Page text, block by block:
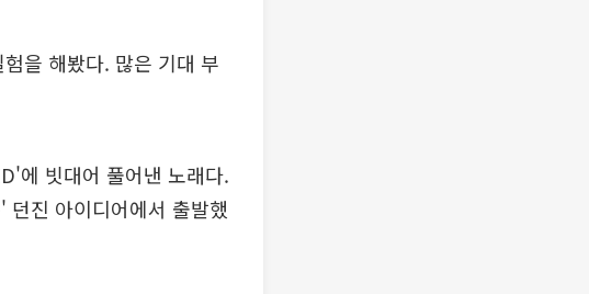
을 해봤다. 많은 기대 부
에 빗대어 풀어낸 노래다.
진 아이디어에서 출발했